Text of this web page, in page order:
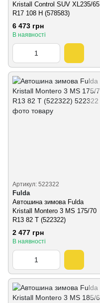
Kristall Control SUV XL235/65
R17 108 H (578583)
6 473 грн
В наявності
Артикул: 522322
Fulda
Автошина зимова Fulda
Kristall Montero 3 MS 175/70
R13 82 T (522322)
2 477 грн
В наявності